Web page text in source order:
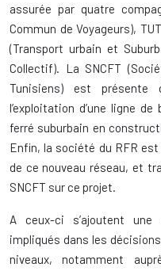
assurée par quatre
Commun de Voyageurs),
(Transport urbain et
Collectif). La SNCFT
Tunisiens) est
l’exploitation d’une ligne
ferré suburbain en
Enfin, la société du RFR est
de ce nouveau réseau, et
SNCFT sur ce projet.
A ceux-ci s’ajoutent une
impliqués dans les
niveaux, notamment